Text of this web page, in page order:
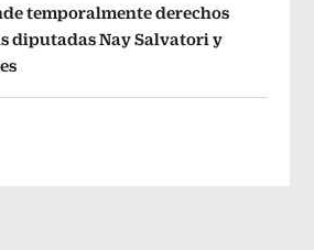
temporalmente derechos
diputadas Nay Salvatori y